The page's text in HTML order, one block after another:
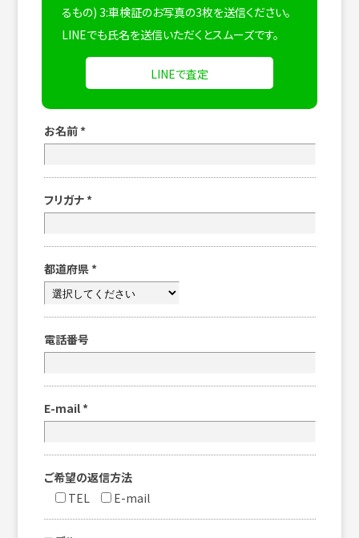
るもの) 3:車検証のお写真の3枚を送信ください。
LINEでも氏名を送信いただくとスムーズです。
LINEで査定
お名前 *
フリガナ *
都道府県 *
電話番号
E-mail *
ご希望の返信方法
TEL
E-mail